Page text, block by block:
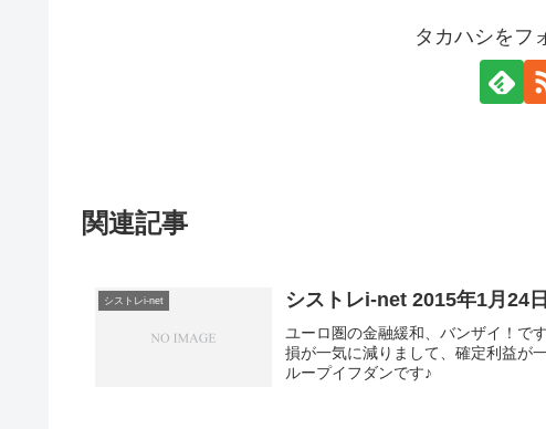
タカハシをフ
関連記事
シストレi-net シストレi-net 2015年1月24日
ユーロ圏の金融緩和、バンザイ！で
損が一気に減りまして、確定利益が
ループイフダンです♪